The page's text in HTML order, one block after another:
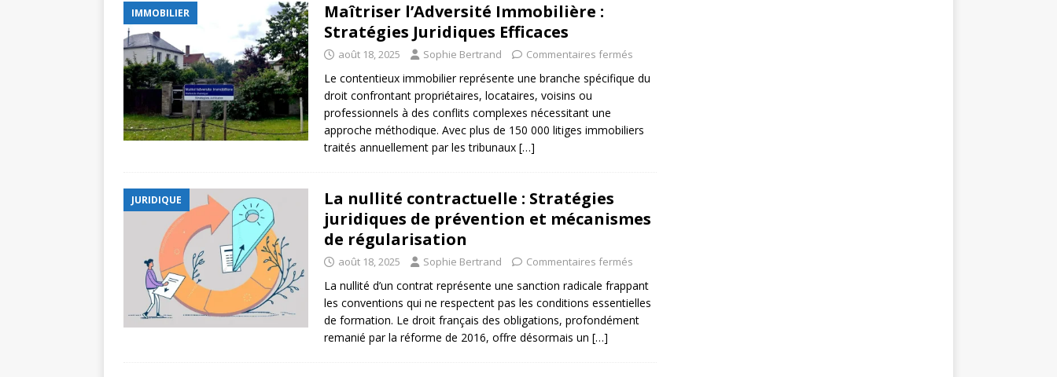
IMMOBILIER
Maîtriser l’Adversité Immobilière :
Stratégies Juridiques Efficaces
août 18, 2025 Sophie Bertrand Commentaires fermés
Le contentieux immobilier représente une branche spécifique du
droit confrontant propriétaires, locataires, voisins ou
professionnels à des conflits complexes nécessitant une
approche méthodique. Avec plus de 150 000 litiges immobiliers
traités annuellement par les tribunaux […]
JURIDIQUE
La nullité contractuelle : Stratégies
juridiques de prévention et mécanismes
de régularisation
août 18, 2025 Sophie Bertrand Commentaires fermés
La nullité d’un contrat représente une sanction radicale frappant
les conventions qui ne respectent pas les conditions essentielles
de formation. Le droit français des obligations, profondément
remanié par la réforme de 2016, offre désormais un […]